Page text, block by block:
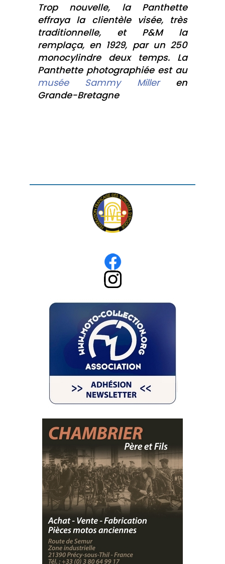
Trop nouvelle, la Panthette
effraya la clientèle visée, très
traditionnelle, et P&M la
remplaça, en 1929, par un 250
monocylindre deux temps. La
Panthette photographiée est au
musée Sammy Milleren
Grande-Bretagne